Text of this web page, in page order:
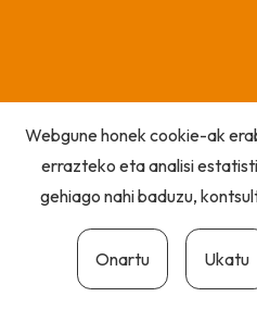
Webgune honek cookie-ak
errazteko eta analisi
gehiago nahi baduzu,
Onartu Ukatu